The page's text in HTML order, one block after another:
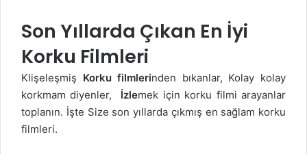
Son Yıllarda Çıkan En İyi
Korku Filmleri
Klişeleşmiş Korku filmlerinden bıkanlar, Kolay kolay
korkmam diyenler,
İzlemek için korku filmi arayanlar
toplanın. İşte Size son yıllarda çıkmış en sağlam korku
filmleri.